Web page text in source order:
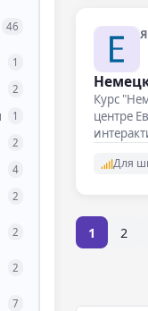
46
1
2
1
2
4
2
2
2
7
Курс
центре
Для
1 2